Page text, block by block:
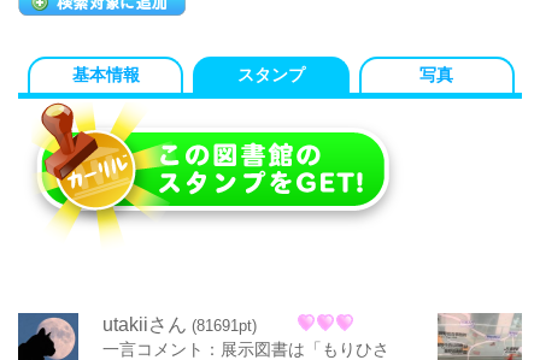
基本情報 スタンプ 写真
utakiiさん (81691pt)
一言コメント：展示図書は「もりひさ